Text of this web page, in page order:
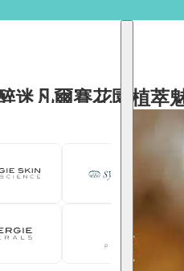
迷凡爾賽花園植萃